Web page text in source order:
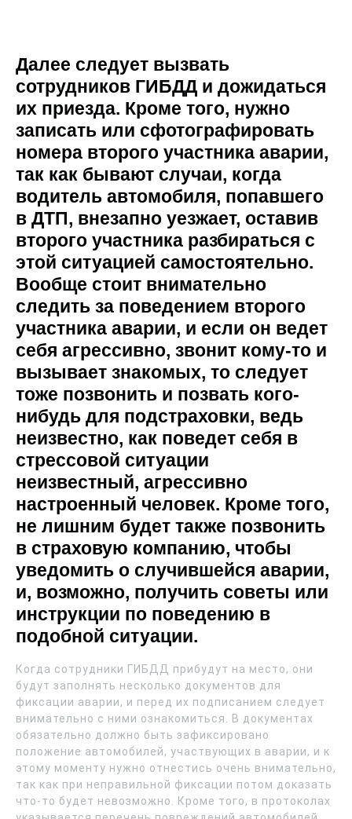
Далее следует вызвать
сотрудников ГИБДД и дожидаться
их приезда. Кроме того, нужно
записать или сфотографировать
номера второго участника аварии,
так как бывают случаи, когда
водитель автомобиля, попавшего
в ДТП, внезапно уезжает, оставив
второго участника разбираться с
этой ситуацией самостоятельно.
Вообще стоит внимательно
следить за поведением второго
участника аварии, и если он ведет
себя агрессивно, звонит кому-то и
вызывает знакомых, то следует
тоже позвонить и позвать кого-
нибудь для подстраховки, ведь
неизвестно, как поведет себя в
стрессовой ситуации
неизвестный, агрессивно
настроенный человек. Кроме того,
не лишним будет также позвонить
в страховую компанию, чтобы
уведомить о случившейся аварии,
и, возможно, получить советы или
инструкции по поведению в
подобной ситуации.
Когда сотрудники ГИБДД прибудут на место, они
будут заполнять несколько документов для
фиксации аварии, и перед их подписанием следует
внимательно с ними ознакомиться. В документах
обязательно должно быть зафиксировано
положение автомобилей, участвующих в аварии, и к
этому моменту нужно отнестись очень внимательно,
так как при неправильной фиксации потом доказать
что-то будет невозможно. Кроме того, в протоколах